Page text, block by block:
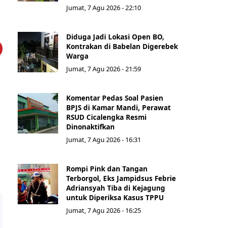
Jumat, 7 Agu 2026 - 22:10
Diduga Jadi Lokasi Open BO,
Kontrakan di Babelan Digerebek
Warga
Jumat, 7 Agu 2026 - 21:59
Komentar Pedas Soal Pasien
BPJS di Kamar Mandi, Perawat
RSUD Cicalengka Resmi
Dinonaktifkan
Jumat, 7 Agu 2026 - 16:31
Rompi Pink dan Tangan
Terborgol, Eks Jampidsus Febrie
Adriansyah Tiba di Kejagung
untuk Diperiksa Kasus TPPU
Jumat, 7 Agu 2026 - 16:25